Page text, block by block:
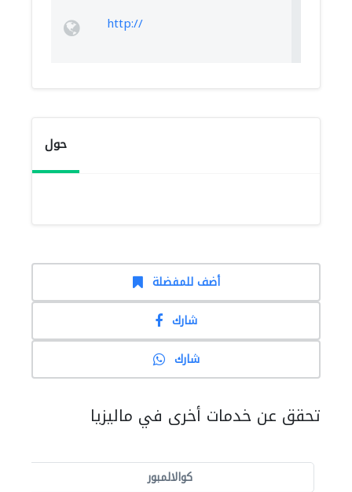
http://
حول
أضف للمفضلة
شارك
شارك
تحقق عن خدمات أخرى في ماليزيا
كوالالمبور